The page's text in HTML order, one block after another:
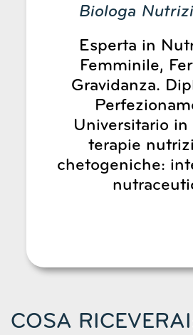
Biologa
Esperta in
Femminile,
Gravidanza.
Universitario in
terapie
chetogeniche:
COSA